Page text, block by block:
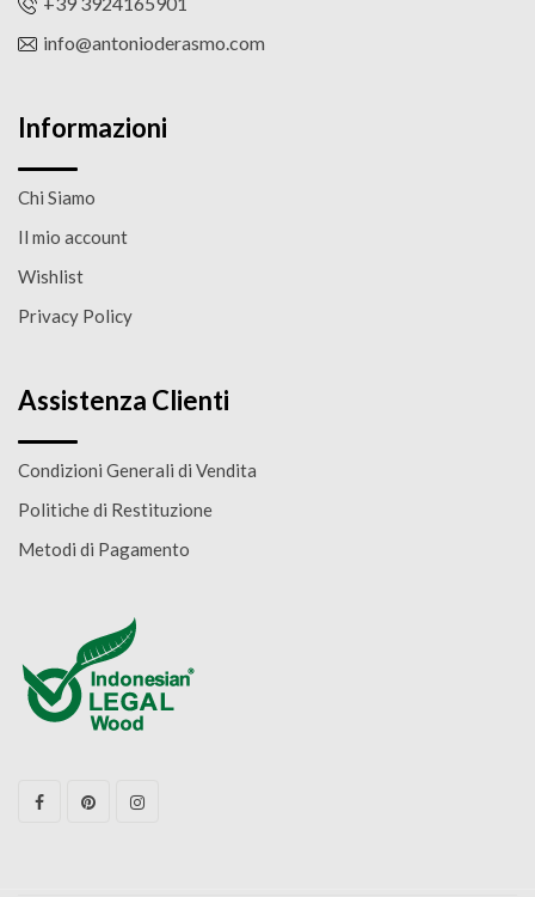
info@antonioderasmo.com
Informazioni
Chi Siamo
Il mio account
Wishlist
Privacy Policy
Assistenza Clienti
Condizioni Generali di Vendita
Politiche di Restituzione
Metodi di Pagamento